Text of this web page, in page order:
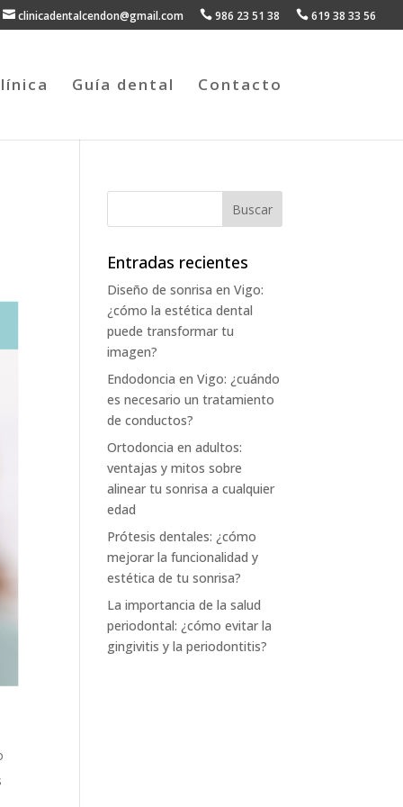
 clinicadentalcendon@gmail.com  986 23 51 38  619 38 33 56
Guía dental Contacto
Entradas recientes
Diseño de sonrisa en Vigo:
¿cómo la estética dental
puede transformar tu
imagen?
Endodoncia en Vigo: ¿cuándo
es necesario un tratamiento
de conductos?
Ortodoncia en adultos:
ventajas y mitos sobre
alinear tu sonrisa a cualquier
edad
Prótesis dentales: ¿cómo
mejorar la funcionalidad y
estética de tu sonrisa?
La importancia de la salud
periodontal: ¿cómo evitar la
gingivitis y la periodontitis?